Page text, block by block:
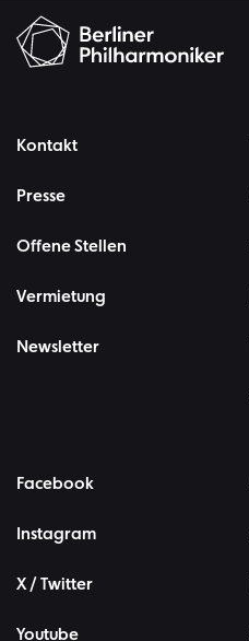
Kontakt
Presse
Offene Stellen
Vermietung
Newsletter
Facebook
Instagram
X / Twitter
Youtube